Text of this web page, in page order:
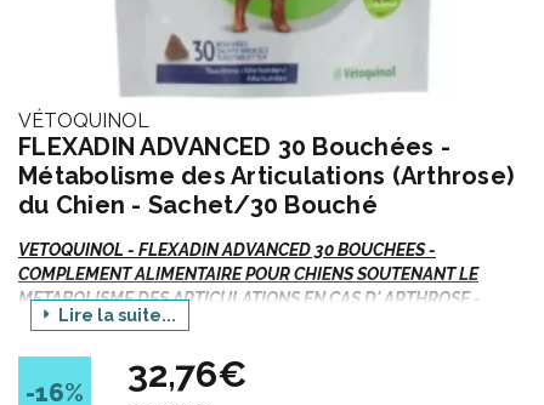
VÉTOQUINOL
FLEXADIN ADVANCED 30 Bouchées -
Métabolisme des Articulations (Arthrose)
du Chien - Sachet/30 Bouché
VETOQUINOL - FLEXADIN ADVANCED 30 BOUCHEES -
COMPLEMENT ALIMENTAIRE POUR CHIENS SOUTENANT LE
METABOLISME DES ARTICULATIONS EN CAS D' ARTHROSE -
Sachet/30 Bouchées, 90g
Lire la suite...
-16% 32,76€